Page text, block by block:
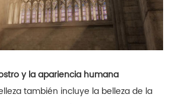
y la apariencia humana
también incluye la belleza de la